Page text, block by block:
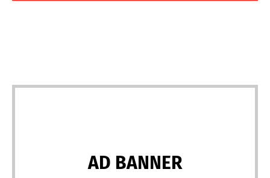
AD BANNER